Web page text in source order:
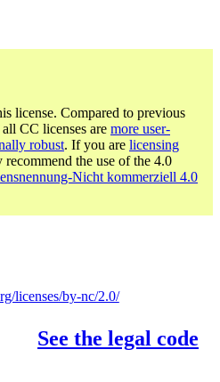
license. Compared to previous
CC licenses are more user-
robust. If you are licensing
recommend the use of the 4.0
Nicht kommerziell 4.0
licenses/by-nc/2.0/
See the legal code